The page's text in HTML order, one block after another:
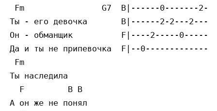
Fm                G7  B|------0-------
Ты - его девочка       B|------2-2---
Он - обманщик          F|----2-----
Да и ты не припевочка  F|--
Fm
Ты наследила
  F         B B
А он же не понял